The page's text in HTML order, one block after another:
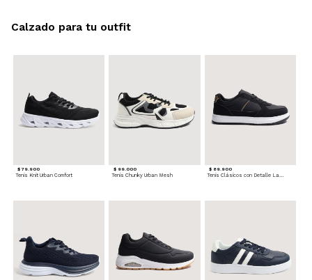
$ 79.900
Tenis Knit Urban Comfort
$ 99.000
Tenis Chunky Urban Mesh
$ 89.900
Tenis Clásicos con Detalle Lateral
Calzado para tu outfit